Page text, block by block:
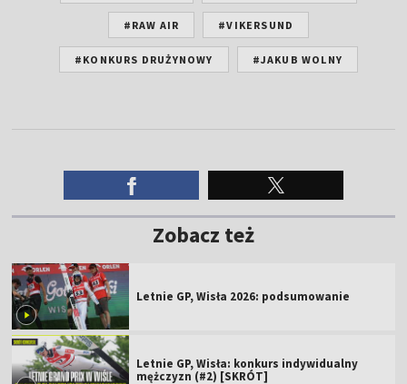
#RAW AIR #VIKERSUND
#KONKURS DRUŻYNOWY #JAKUB WOLNY
Zobacz też
Letnie GP, Wisła 2026: podsumowanie
Letnie GP, Wisła: konkurs indywidualny
mężczyzn (#2) [SKRÓT]